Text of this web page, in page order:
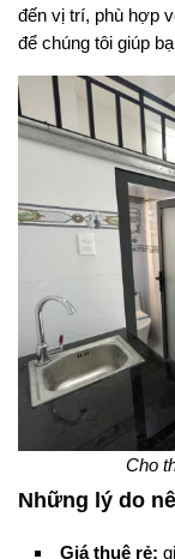
đến vị trí, phù hợp
để chúng tôi giúp
Cho
Những lý do
Giá thuê rẻ: